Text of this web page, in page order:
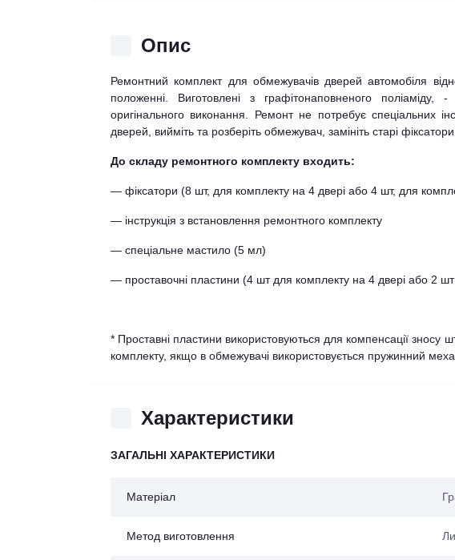
Опис
Ремонтний комплект для обмежувачів дверей автомобіля
положенні. Виготовлені з графітонаповненого поліаміду,
оригінального виконання. Ремонт не потребує спеціальних
дверей, вийміть та розберіть обмежувач, замініть старі
До складу ремонтного комплекту входить:
— фіксатори (8 шт, для комплекту на 4 двері або 4 шт, для
— інструкція з встановлення ремонтного комплекту
— спеціальне мастило (5 мл)
— проставочні пластини (4 шт для комплекту на 4 двері або 2
* Проставні пластини використовуються для компенсації зносу
комплекту, якщо в обмежувачі використовується пружинний
Характеристики
ЗАГАЛЬНІ ХАРАКТЕРИСТИКИ
Матеріал
Метод виготовлення